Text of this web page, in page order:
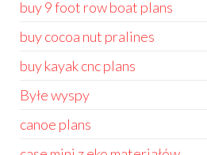
buy 9 foot row boat plans
buy cocoa nut pralines
buy kayak cnc plans
Byłe wyspy
canoe plans